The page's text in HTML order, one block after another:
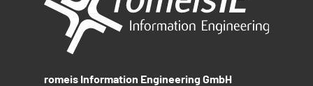
romeis Information Engineering GmbH